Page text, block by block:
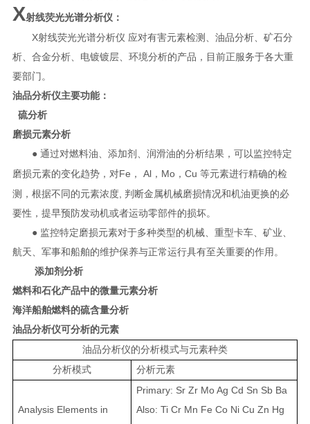
X射线荧光光谱分析仪：
X射线荧光光谱分析仪 应对有害元素检测、油品分析、矿石分
析、合金分析、 电镀镀层、环境分析的产品，目前正服务于各大重
要部门。
油品分析仪主要功能：
硫分析
磨损元素分析
● 通过对燃料油、添加剂、润滑油的分析结果，可以监控特定
磨损元素的变化趋势，对Fe ， Al， Mo， Cu 等元素进行精确的检
测，根据不同的元素浓度, 判断金属机械磨损情况和机油更换的必
要性，提早预防发动机或者运动零部件的损坏。
● 监控特定磨损元素对于多种类型的机械、重型卡车、矿业、
航天、军事和船舶的维护保养与正常运行具有至关重要的作用。
添加剂分析
燃料和石化产品中的微量元素分析
海洋船舶燃料的硫含量分析
油品分析仪可分析的元素
油品分析仪的分析模式与元素种类
分析模式
分析元素
Analysis Elements in
Primary: Sr Zr Mo Ag Cd Sn Sb Ba
Also: Ti Cr Mn Fe Co Ni Cu Zn Hg